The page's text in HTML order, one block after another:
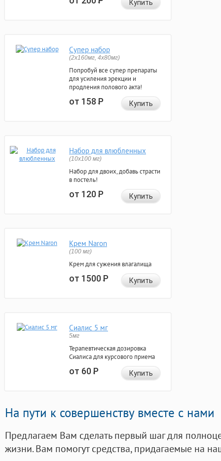
Купить
Супер набор
(2х160мг, 4х80мг)
Попробуй все супер препараты
для усиления эрекции и
продления полового акта!
от 158Р Купить
Набор для влюбленных
(10х100 мг)
Набор для двоих, добавь страсти
в постель!
от 120Р Купить
Крем Naron
(100 мг)
Крем для сужения влагалища
от 1500Р Купить
Сиалис 5 мг
5мг
Терапевтическая дозировка
Сиалиса для курсового приема
от 60Р Купить
На пути к совершенству вместе с нами
Предлагаем Вам сделать первый шаг для
жизни. Вам помогут средства, придагаемые на